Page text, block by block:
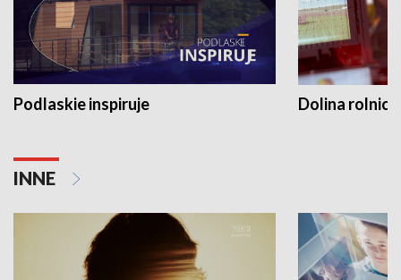
Podlaskie inspiruje Dolina
INNE